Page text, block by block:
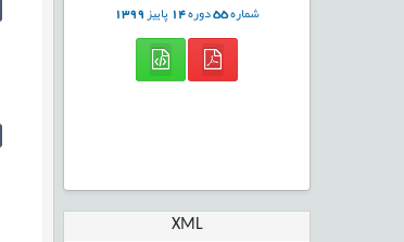
شماره55دوره14پاییز1399
XML